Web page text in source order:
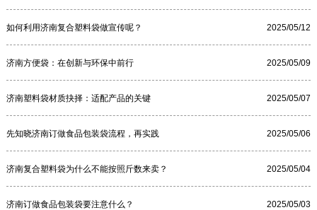
如何利用济南复合塑料袋做宣传呢？ 2025/05/12
济南方便袋：在创新与环保中前行 2025/05/09
济南塑料袋材质抉择：适配产品的关键 2025/05/07
先知晓济南订做食品包装袋流程，再实践 2025/05/06
济南复合塑料袋为什么不能按照斤数来卖？ 2025/05/04
济南订做食品包装袋要注意什么？ 2025/05/03